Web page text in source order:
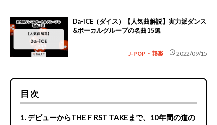
Da-iCE（ダイス）【人気曲解説】実力派ダンス
&ボーカルグループの名曲15選
J-POP・邦楽 schedule2022/09/15
目次
デビューからTHE FIRST TAKEまで、10年間の道の